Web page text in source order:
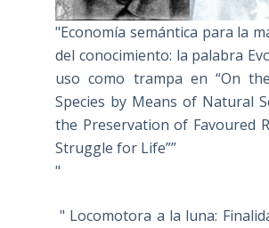
"Economía semántica para la
del conocimiento: la palabra
uso como trampa en “On
Species by Means of Natural
the Preservation of Favoured
Struggle for Life””
"
" Locomotora a la luna: